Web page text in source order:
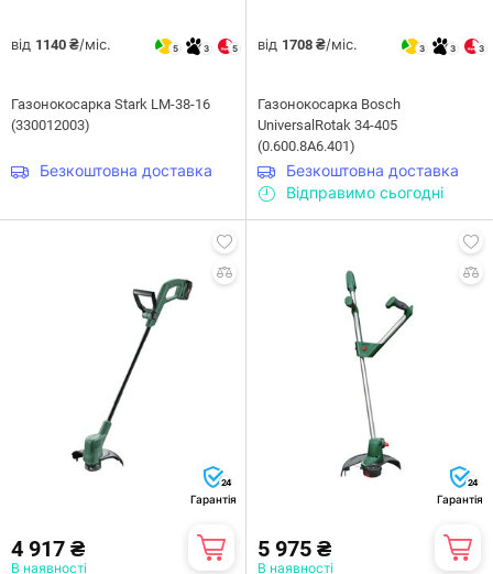
від 1140 ₴/міс. 5 3 5
Газонокосарка Stark LM-38-16
(330012003)
Безкоштовна доставка
від 1708 ₴/міс. 3 3 3
Газонокосарка Bosch
UniversalRotak 34-405
(0.600.8A6.401)
Безкоштовна доставка
Відправимо сьогодні
24
Гарантія
4 917 ₴
В наявності
24
Гарантія
5 975 ₴
В наявності